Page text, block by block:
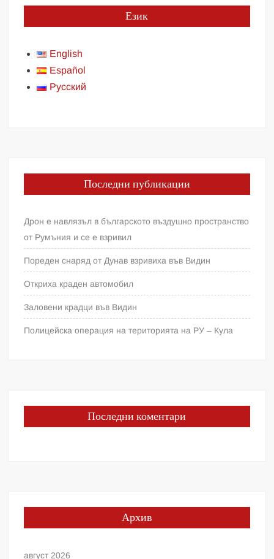
Език
English
Español
Русский
Последни публикации
Дрон е навлязъл в българското въздушно пространство
от Румъния и се е взривил
Пореден снаряд от Дунав взривиха във Видин
Откриха краден автомобил
Заловени крадци във Видин
Полицейска операция на територията на РУ – Кула
Последни коментари
Архив
август 2026